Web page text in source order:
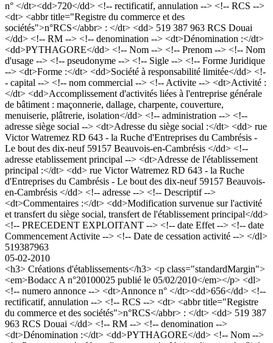
n° </dt><dd>720</dd> <!-- rectificatif, annulation --> <!-- RCS -->
<dt> <abbr title="Registre du commerce et des
sociétés">n°RCS</abbr> : </dt> <dd> 519 387 963 RCS Douai
</dd> <!-- RM --> <!-- denomination --> <dt>Dénomination :</dt>
<dd>PYTHAGORE</dd> <!-- Nom --> <!-- Prenom --> <!-- Nom
d'usage --> <!-- pseudonyme --> <!-- Sigle --> <!-- Forme Juridique
--> <dt>Forme :</dt> <dd>Société à responsabilité limitée</dd> <!-
- capital --> <!-- nom commercial --> <!-- Activite --> <dt>Activité :
</dt> <dd>Accomplissement d'activités liées à l'entreprise générale
de bâtiment : maçonnerie, dallage, charpente, couverture,
menuiserie, plâtrerie, isolation</dd> <!-- administration --> <!--
adresse siège social --> <dt>Adresse du siège social :</dt> <dd> rue
Victor Watremez RD 643 - la Ruche d'Entreprises du Cambrésis -
Le bout des dix-neuf 59157 Beauvois-en-Cambrésis </dd> <!--
adresse etablissement principal --> <dt>Adresse de l'établissement
principal :</dt> <dd> rue Victor Watremez RD 643 - la Ruche
d'Entreprises du Cambrésis - Le bout des dix-neuf 59157 Beauvois-
en-Cambrésis </dd> <!-- adresse --> <!-- Descriptif -->
<dt>Commentaires :</dt> <dd>Modification survenue sur l'activité
et transfert du siège social, transfert de l'établissement principal</dd>
<!-- PRECEDENT EXPLOITANT --> <!-- date Effet --> <!-- date
Commencement Activite --> <!-- Date de cessation activité --> </dl>
519387963
05-02-2010
<h3> Créations d'établissements</h3> <p class="standardMargin">
<em>Bodacc A n°20100025 publié le 05/02/2010</em></p> <dl>
<!-- numero annonce --> <dt>Annonce n° </dt><dd>656</dd> <!--
rectificatif, annulation --> <!-- RCS --> <dt> <abbr title="Registre
du commerce et des sociétés">n°RCS</abbr> : </dt> <dd> 519 387
963 RCS Douai </dd> <!-- RM --> <!-- denomination -->
<dt>Dénomination :</dt> <dd>PYTHAGORE</dd> <!-- Nom -->